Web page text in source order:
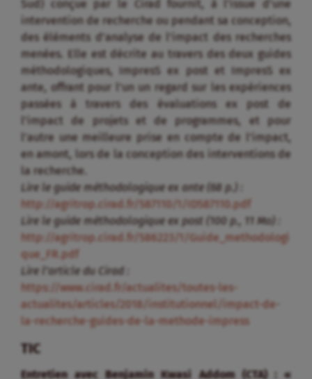
Sud) conçue par le Cirad fournit, à l’issue d’une
intervention de recherche ou pendant sa conception,
des éléments d’analyse de l’impact des recherches
menées. Elle est décrite au travers des deux guides
méthodologiques, ImpresS ex post et ImpresS ex
ante, offrant pour l’un un regard sur les expériences
passées à travers des évaluations ex post de
l’impact de projets et de programmes, et pour
l’autre une meilleure prise en compte de l’impact,
en amont, lors de la conception des interventions de
la recherche.
Lire le guide méthodologique ex ante (68 p.) :
http://agritrop.cirad.fr/587110/1/ID587110.pdf
Lire le guide méthodologique ex post (100 p., 11 Mo) :
http://agritrop.cirad.fr/586223/1/Guide_methodologi
que_FR.pdf
Lire l’article du Cirad :
https://www.cirad.fr/actualites/toutes-les-
actualites/articles/2018/institutionnel/impact-de-
la-recherche-guides-de-la-methode-impress
TIC
Entretien avec Benjamin Kwasi Addom (CTA) : «